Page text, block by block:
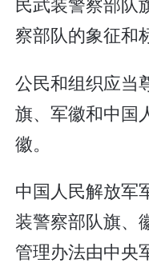
察部队的象征和
公民和组织应当
旗、军徽和中国
徽。
中国人民解放军
装警察部队旗、
管理办法由中央